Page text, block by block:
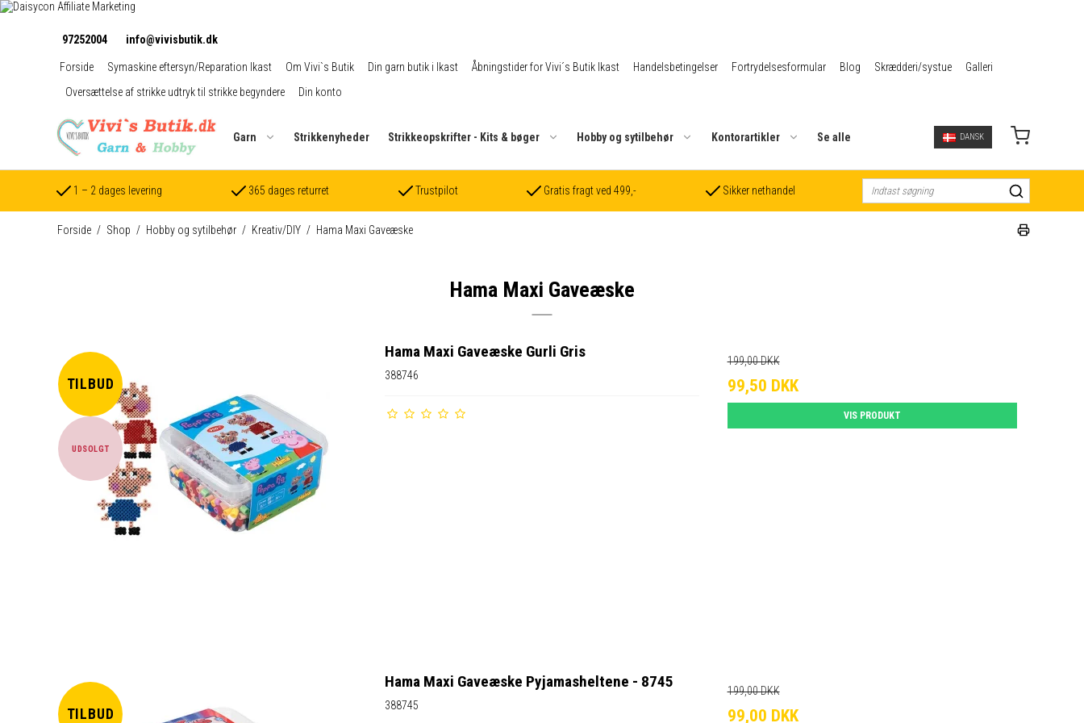
97252004 info@vivisbutik.dk
Forside Symaskine eftersyn/Reparation Ikast Om Vivi`s Butik Din garn butik i Ikast Åbningstider for Vivi´s Butik Ikast Handelsbetingelser Fortrydelsesformular Blog Skrædderi/systue
Galleri
Oversættelse af strikke udtryk til strikke begyndere
Din konto
Garn Strikkenyheder Strikkeopskrifter - Kits & bøger Hobby og sytilbehør Kontorartikler Se alle DANSK
1 – 2 dages levering 365 dages returret Trustpilot Gratis fragt ved 499,- Sikker nethandel
Forside / Shop / Hobby og sytilbehør / Kreativ/DIY / Hama Maxi Gaveæske
Hama Maxi Gaveæske
TILBUD
UDSOLGT
Hama Maxi Gaveæske Gurli Gris
388746
199,00 DKK
99,50 DKK
VIS PRODUKT
TILBUD
Hama Maxi Gaveæske Pyjamasheltene - 8745
388745
199,00 DKK
99,00 DKK